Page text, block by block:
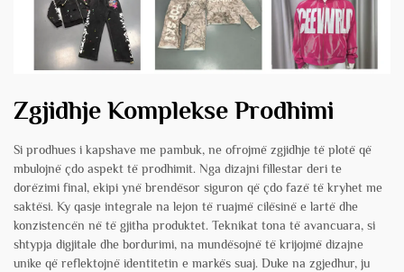
Zgjidhje Komplekse Prodhimi
Si prodhues i kapshave me pambuk, ne ofrojmë zgjidhje të plotë që
mbulojnë çdo aspekt të prodhimit. Nga dizajni fillestar deri te
dorëzimi final, ekipi ynë brendësor siguron që çdo fazë të kryhet me
saktësi. Ky qasje integrale na lejon të ruajmë cilësinë e lartë dhe
konzistencën në të gjitha produktet. Teknikat tona të avancuara, si
shtypja digjitale dhe bordurimi, na mundësojnë të krijojmë dizajne
unike që reflektojnë identitetin e markës suaj. Duke na zgjedhur, ju